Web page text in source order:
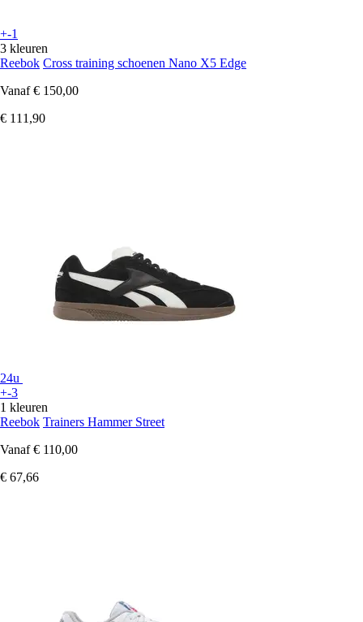
+-1
3 kleuren
Reebok Cross training schoenen Nano X5 Edge
Vanaf € 150,00
€ 111,90
24u
+-3
1 kleuren
Reebok Trainers Hammer Street
Vanaf € 110,00
€ 67,66